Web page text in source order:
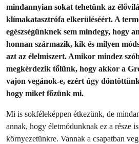
mindannyian sokat tehetünk az
klímakatasztrófa elkerüléséért. A
egészségünknek sem mindegy, hogy
honnan származik, kik és milyen
azt az élelmiszert. Amikor mindez
megkérdezik tőlünk, hogy akkor a
vajon vegánok-e, ezért úgy
hogy miket főzünk mi.
Mi is sokféleképpen étkezünk, de
annak, hogy életmódunknak ez a része
környezetünkre. Vannak a csapatban